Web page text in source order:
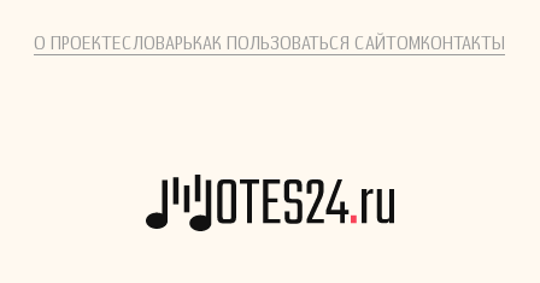
О ПРОЕКТЕСЛОВАРЬКАК ПОЛЬЗОВАТЬСЯ САЙТОМКОНТАКТЫ